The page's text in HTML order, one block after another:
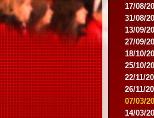
17/08/
31/08/
13/09/
27/09/
18/10/
25/10/
22/11/
26/11/
07/03/
14/03/